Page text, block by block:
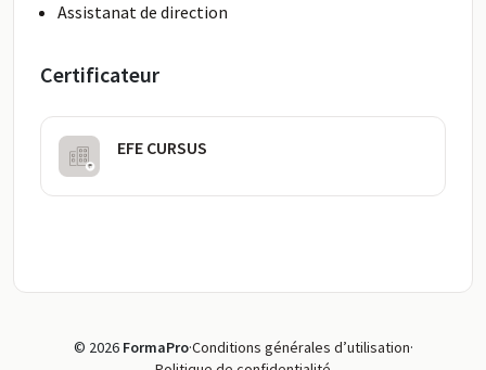
Assistanat de direction
Certificateur
EFE CURSUS
© 2026 FormaPro·Conditions générales d’utilisation·